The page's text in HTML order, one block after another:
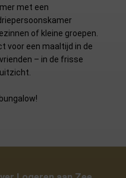
met een
of kleine groepen.
voor een maaltijd in de
– in de frisse